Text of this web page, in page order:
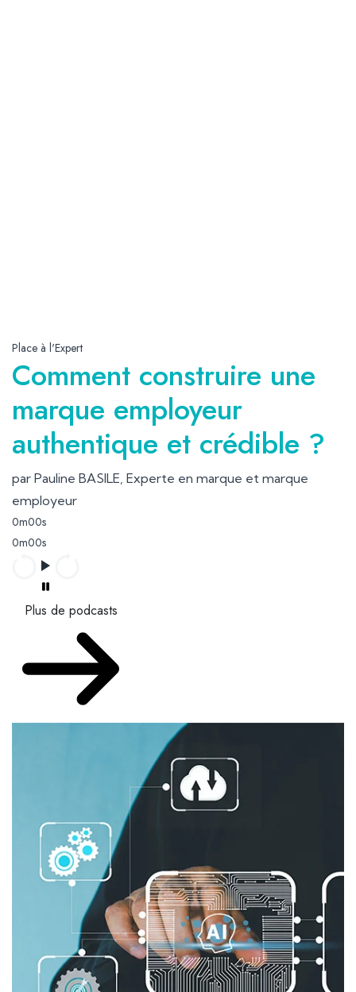
Place à l'Expert
Comment construire une
marque employeur
authentique et crédible ?
par Pauline BASILE, Experte en marque et marque
employeur
0m00s
0m00s
Plus de podcasts